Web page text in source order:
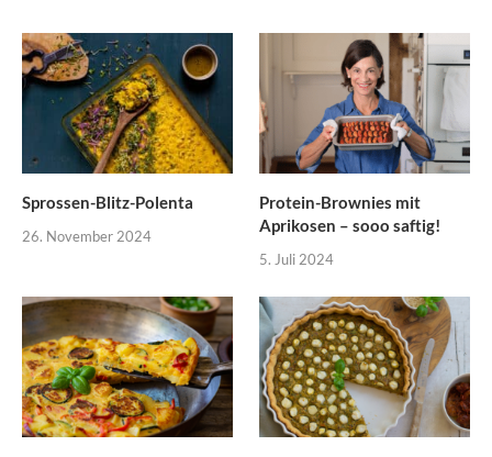
Sprossen-Blitz-Polenta
26. November 2024
Protein-Brownies mit
Aprikosen – sooo saftig!
5. Juli 2024